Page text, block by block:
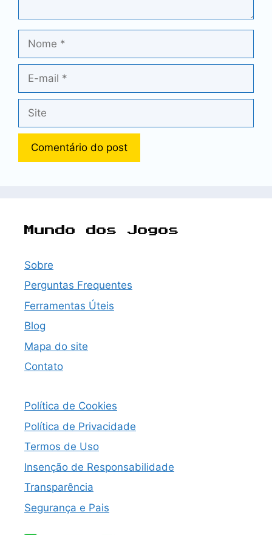
mail
Mundo dos Jogos
Sobre
Perguntas Frequentes
Ferramentas Úteis
Blog
Mapa do site
Contato
Política de Cookies
Política de Privacidade
Termos de Uso
Insenção de Responsabilidade
Transparência
Segurança e Pais